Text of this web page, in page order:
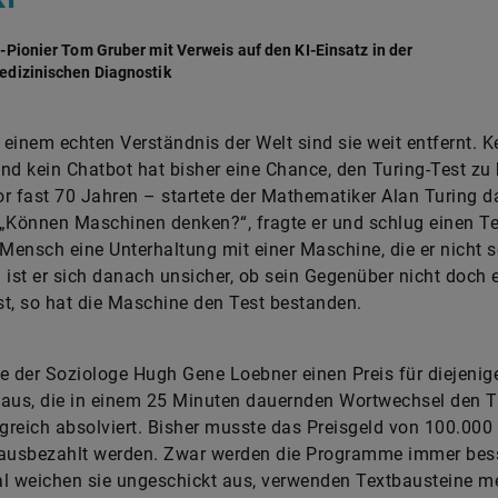
Pionier Tom Gruber mit Verweis auf den KI-Einsatz in der
Diagnostik
echten Verständnis der Welt sind sie weit entfernt.
kein Chatbot hat bisher eine Chance, den Turing-Test zu
fast 70 Jahren – startete der Mathematiker Alan Turing
Maschinen denken?“, fragte er und schlug einen
eine Unterhaltung mit einer Maschine, die er nicht
ist er sich danach unsicher, ob sein Gegenüber nicht doch
so hat die Maschine den Test bestanden.
der Soziologe Hugh Gene Loebner einen Preis für
die in einem 25 Minuten dauernden Wortwechsel den
absolviert. Bisher musste das Preisgeld von 100.000
werden. Zwar werden die Programme immer
weichen sie ungeschickt aus, verwenden Textbausteine